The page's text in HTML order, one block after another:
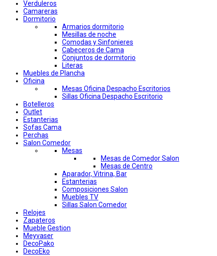
Verduleros
Camareras
Dormitorio
Armarios dormitorio
Mesillas de noche
Comodas y Sinfonieres
Cabeceros de Cama
Conjuntos de dormitorio
Literas
Muebles de Plancha
Oficina
Mesas Oficina Despacho Escritorios
Sillas Oficina Despacho Escritorio
Botelleros
Outlet
Estanterias
Sofas Cama
Perchas
Salon Comedor
Mesas
Mesas de Comedor Salon
Mesas de Centro
Aparador, Vitrina, Bar
Estanterias
Composiciones Salon
Muebles TV
Sillas Salon Comedor
Relojes
Zapateros
Mueble Gestion
Meyvaser
DecoPako
DecoEko